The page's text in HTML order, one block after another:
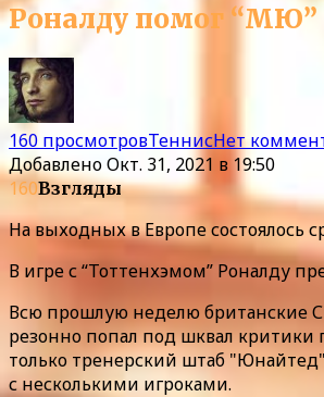
Роналду помог “МЮ”
160 просмотровТеннисНет
ДобавленоОкт. 31, 2021 в 19:50
160Взгляды
На выходных в Европе состоялось
В игре с “Тоттенхэмом” Роналду
Всю прошлую неделю британские
резонно попал под шквал критики
только тренерский штаб
с несколькими игроками.